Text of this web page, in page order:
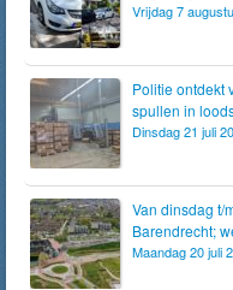
Vrijdag 7
Politie ontdekt
spullen in
Dinsdag 21 juli
Van dinsdag t/
Barendrecht;
Maandag 20 juli